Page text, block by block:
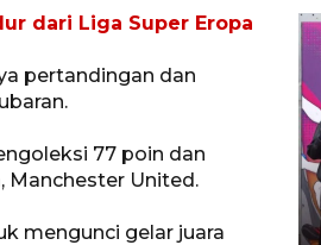
dari Liga Super Eropa
pertandingan dan
77 poin dan
Manchester United.
mengunci gelar juara
Syahrial hadiri
Dini